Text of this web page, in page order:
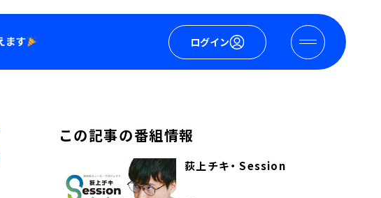
ログイン
この記事の番組情報
荻上チキ・ Session